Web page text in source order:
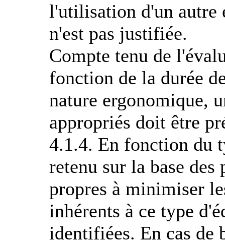
l'utilisation d'un autre
n'est pas justifiée.
Compte tenu de
fonction de la durée
nature ergonomique,
appropriés doit être
4.1.4. En fonction du
retenu sur la base des
propres à minimiser
inhérents à ce type
identifiées. En cas